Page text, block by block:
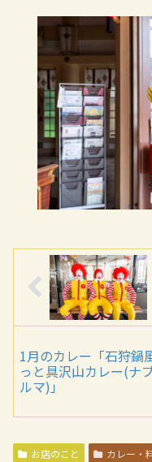
1月のカレー「石狩鍋
っと具沢山カレー(ナ
ルマ)」
お店のこと カレー・